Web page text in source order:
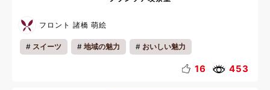
フロント 諸橋 萌絵
スイーツ 地域の魅力 おいしい魅力
16 453